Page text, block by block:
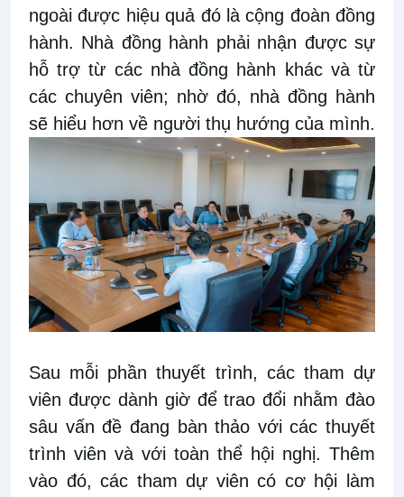
ngoài được hiệu quả đó là cộng đoàn đồng
hành. Nhà đồng hành phải nhận được sự
hỗ trợ từ các nhà đồng hành khác và từ
các chuyên viên; nhờ đó, nhà đồng hành
sẽ hiểu hơn về người thụ hướng của mình.
Sau mỗi phần thuyết trình, các tham dự
viên được dành giờ để trao đổi nhằm đào
sâu vấn đề đang bàn thảo với các thuyết
trình viên và với toàn thể hội nghị. Thêm
vào đó, các tham dự viên có cơ hội làm